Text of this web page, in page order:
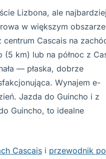
Lizbona, ale
w większym obszarze
Cascais na
(5 km) lub na północ z
— płaska, dobrze
Wynajem e-
Jazda do Guincho i z
Guincho, to idealne
Cascais i przewodnik po